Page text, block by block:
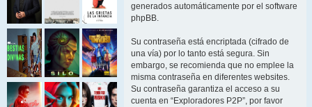
generados automáticamente por el software
phpBB.
Su contraseña está encriptada (cifrado de
una vía) por lo tanto está segura. Sin
embargo, se recomienda que no emplee la
misma contraseña en diferentes websites.
Su contraseña garantiza el acceso a su
cuenta en “Exploradores P2P”, por favor